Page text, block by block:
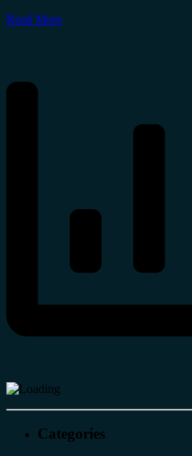
Read More
Categories